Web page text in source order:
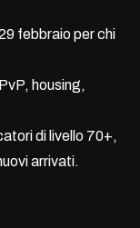
febbraio per chi
housing,
di livello 70+,
arrivati.